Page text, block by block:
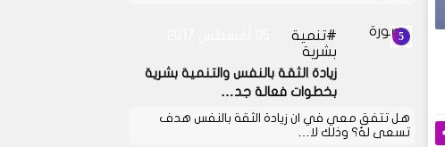
تنمية
بشرية
زيادة الثقة بالنفس والتنمية بشرية
بخطوات فعالة جد…
هل تتفق معي في ان زيادة الثقة بالنفس هدف
تسعى لهُ؟ وذلك لا…